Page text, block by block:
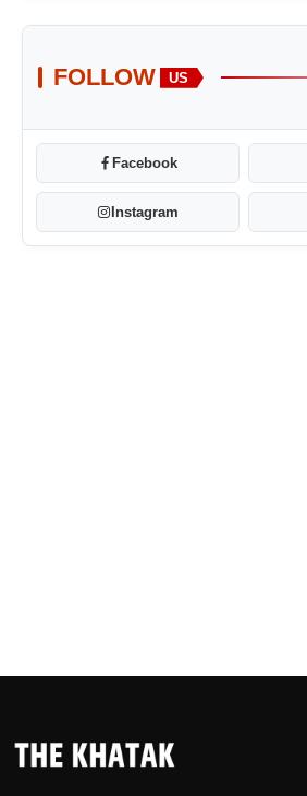
FOLLOW US
Facebook
Instagram